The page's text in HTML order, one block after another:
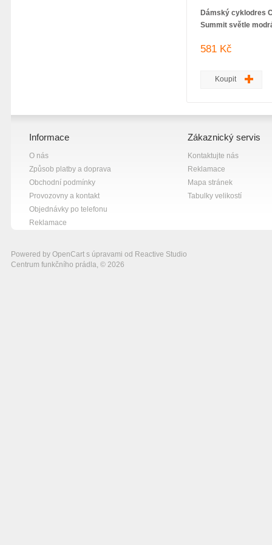
Dámský cyklodres
Summit světle
581 Kč
Koupit
Informace
O nás
Způsob platby a doprava
Obchodní podmínky
Provozovny a kontakt
Objednávky po telefonu
Reklamace
Zákaznický servis
Kontaktujte nás
Reklamace
Mapa stránek
Tabulky velikostí
Powered by OpenCart s úpravami od Reactive Studio
Centrum funkčního prádla, © 2026